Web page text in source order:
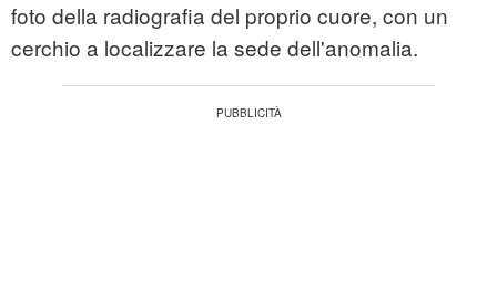
foto della radiografia del proprio cuore, con un
cerchio a localizzare la sede dell'anomalia.